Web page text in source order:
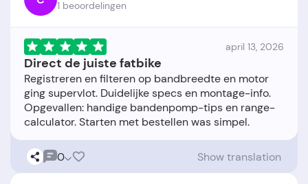
1 beoordelingen
april 13, 2026
Direct de juiste fatbike
Registreren en filteren op bandbreedte en motor
ging supervlot. Duidelijke specs en montage-info.
Opgevallen: handige bandenpomp-tips en range-
0 Show translation